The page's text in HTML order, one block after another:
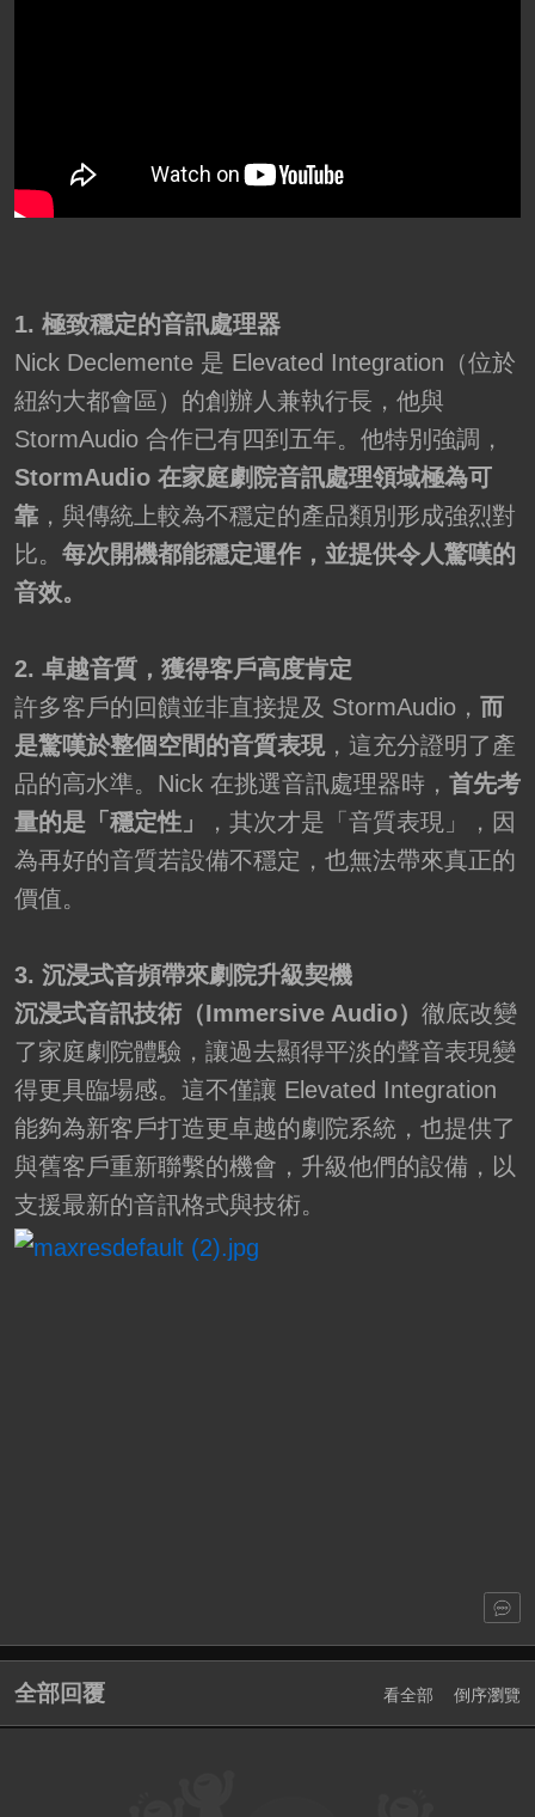
1. 極致穩定的音訊處理器
Nick Declemente 是 Elevated Integration（位於
紐約大都會區）的創辦人兼執行長，他與
StormAudio 合作已有四到五年。他特別強調，
StormAudio 在家庭劇院音訊處理領域極為可
靠，與傳統上較為不穩定的產品類別形成強烈對
比。 每次開機都能穩定運作，並提供令人驚嘆的
音效。
2. 卓越音質，獲得客戶高度肯定
許多客戶的回饋並非直接提及 StormAudio， 而
是驚嘆於整個空間的音質表現，這充分證明了產
品的高水準。Nick 在挑選音訊處理器時， 首先考
量的是「穩定性」
，其次才是「音質表現」，因
為再好的音質若設備不穩定，也無法帶來真正的
價值。
3. 沉浸式音頻帶來劇院升級契機
沉浸式音訊技術（Immersive Audio） 徹底改變
了家庭劇院體驗，讓過去顯得平淡的聲音表現變
得更具臨場感。這不僅讓 Elevated Integration
能夠為新客戶打造更卓越的劇院系統，也提供了
與舊客戶重新聯繫的機會，升級他們的設備，以
支援最新的音訊格式與技術。
全部回覆 看全部 倒序瀏覽